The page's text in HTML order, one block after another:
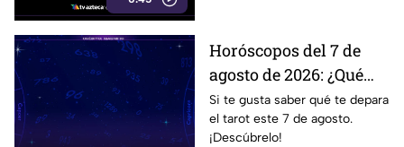
Horóscopos del 7 de
agosto de 2026: ¿Qué
revelan las cartas del
tarot?
Si te gusta saber qué te depara
el tarot este 7 de agosto.
¡Descúbrelo!